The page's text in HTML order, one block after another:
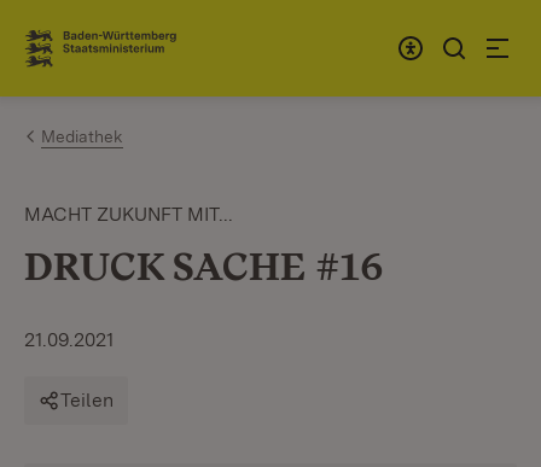
Zum Inhalt springen
Link zur Startseite
Mediathek
MACHT ZUKUNFT MIT...
DRUCK SACHE #16
21.09.2021
Teilen